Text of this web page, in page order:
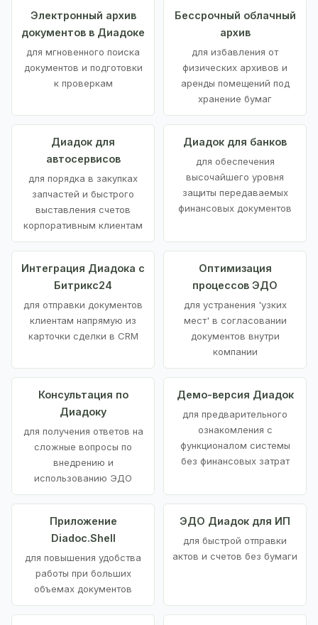
Электронный архив
документов в Диадоке
для мгновенного поиска
документов и подготовки
к проверкам
Бессрочный облачный
архив
для избавления от
физических архивов и
аренды помещений под
хранение бумаг
Диадок для
автосервисов
для порядка в закупках
запчастей и быстрого
выставления счетов
корпоративным клиентам
Диадок для банков
для обеспечения
высочайшего уровня
защиты передаваемых
финансовых документов
Интеграция Диадока с
Битрикс24
для отправки документов
клиентам напрямую из
карточки сделки в CRM
Оптимизация
процессов ЭДО
для устранения 'узких
мест' в согласовании
документов внутри
компании
Консультация по
Диадоку
для получения ответов на
сложные вопросы по
внедрению и
использованию ЭДО
Демо-версия Диадок
для предварительного
ознакомления с
функционалом системы
без финансовых затрат
Приложение
Diadoc.Shell
для повышения удобства
работы при больших
объемах документов
ЭДО Диадок для ИП
для быстрой отправки
актов и счетов без бумаги